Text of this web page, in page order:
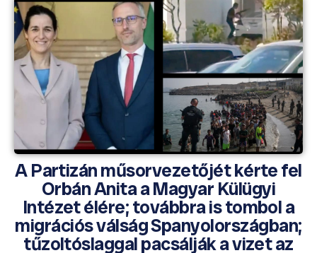
A Partizán műsorvezetőjét kérte fel
Orbán Anita a Magyar Külügyi
Intézet élére; továbbra is tombol a
migrációs válság Spanyolországban;
tűzoltóslaggal pacsálják a vizet az